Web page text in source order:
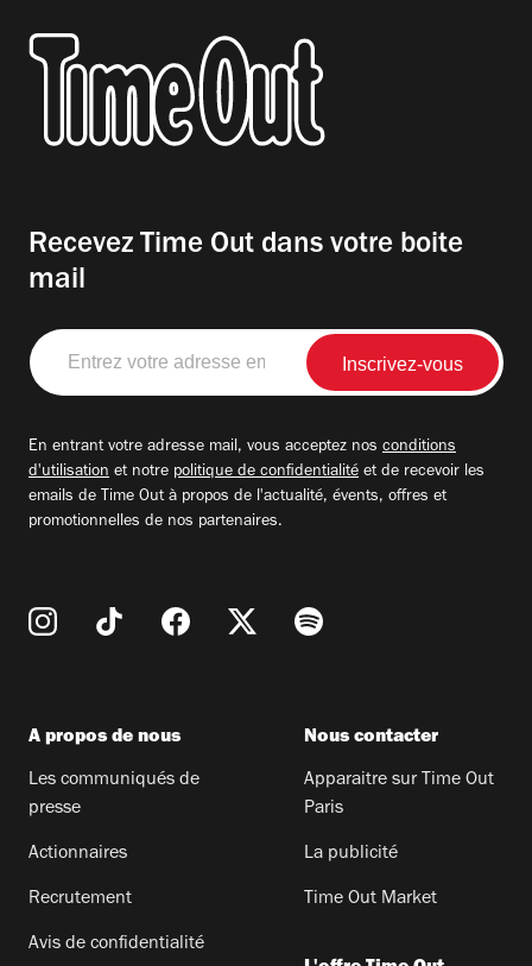
Recevez Time Out dans votre boite
mail
Entrez
votre
adresse
En entrant votre adresse mail, vous acceptez nos conditions
d'utilisation et notre politique de confidentialité et de recevoir les
emails de Time Out à propos de l'actualité, évents, offres et
promotionnelles de nos partenaires.
A propos de nous
Les communiqués de
presse
Actionnaires
Recrutement
Avis de confidentialité
Nous contacter
Apparaitre sur Time Out
Paris
La publicité
Time Out Market